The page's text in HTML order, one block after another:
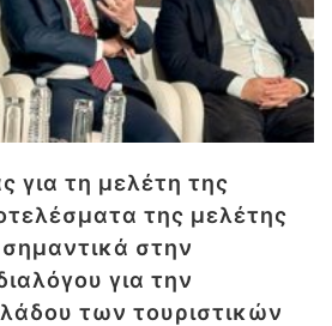
για τη μελέτη της
της μελέτης
στην
για την
των τουριστικών